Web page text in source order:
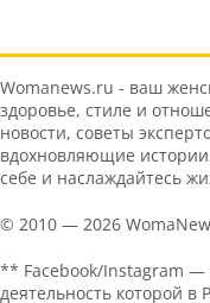
Womanews.ru - ваш
здоровье, стиле и
новости, советы
вдохновляющие
себе и наслаждайтесь
© 2010 — 2026
** Facebook/Instagram —
деятельность которой в